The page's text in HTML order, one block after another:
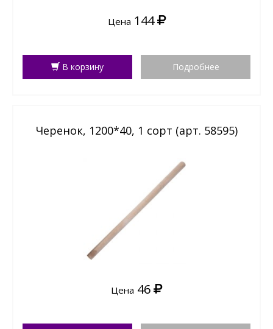
Цена 144
В корзину Подробнее
Черенок, 1200*40, 1 сорт (арт. 58595)
Цена 46